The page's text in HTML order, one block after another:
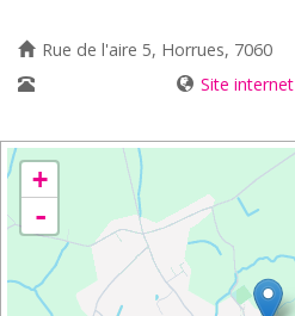
Rue de l'aire 5, Horrues, 7060
Site internet
+
-